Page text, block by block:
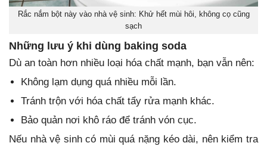
Rắc nắm bột này vào nhà vệ sinh: Khử hết mùi hôi, không cọ cũng
sạch
Những lưu ý khi dùng baking soda
Dù an toàn hơn nhiều loại hóa chất mạnh, bạn vẫn nên:
Không lạm dụng quá nhiều mỗi lần.
Tránh trộn với hóa chất tẩy rửa mạnh khác.
Bảo quản nơi khô ráo để tránh vón cục.
Nếu nhà vệ sinh có mùi quá nặng kéo dài, nên kiểm tra